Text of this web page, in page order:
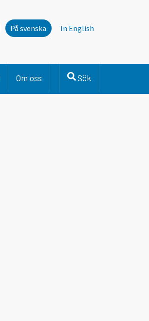
På svenska In English
Om oss Sök